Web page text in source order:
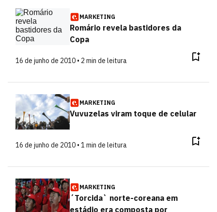
MARKETING
Romário revela bastidores da
Copa
16 de junho de 2010 • 2 min de leitura
MARKETING
Vuvuzelas viram toque de celular
16 de junho de 2010 • 1 min de leitura
MARKETING
´Torcida` norte-coreana em
estádio era composta por